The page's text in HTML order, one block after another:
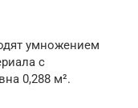
умножением
с
0,288 м².